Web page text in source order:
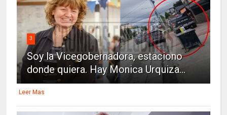
3
Soy la Vicegobernadora, estaciono
donde quiera. Hay Monica Urquiza...
Leer Mas